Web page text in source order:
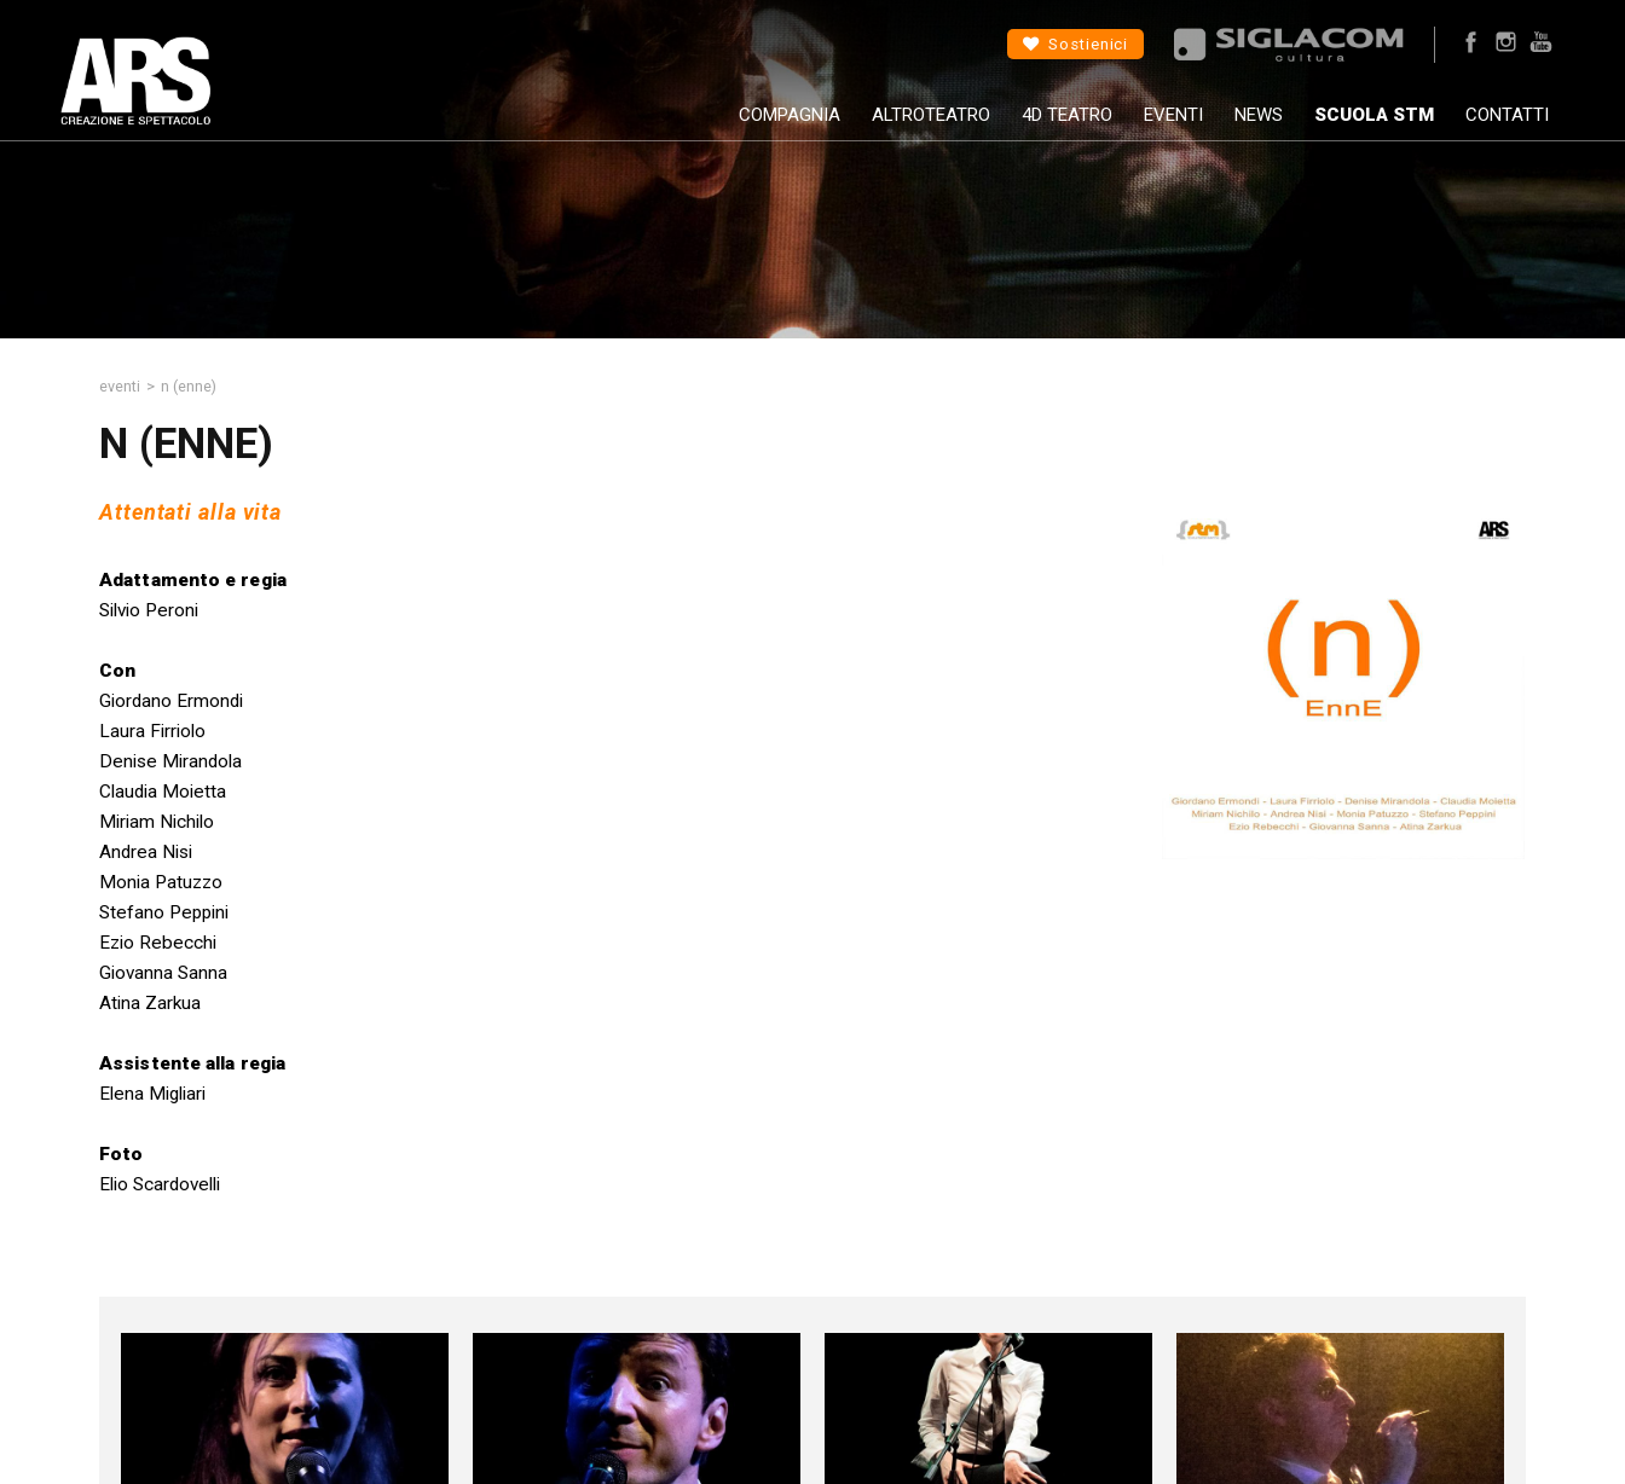
Sostienici
COMPAGNIA ALTROTEATRO 4D TEATRO EVENTI NEWS SCUOLA STM CONTATTI
eventi > n (enne)
N (ENNE)
Attentati alla vita
Adattamento e regia
Silvio Peroni
Con
Giordano Ermondi
Laura Firriolo
Denise Mirandola
Claudia Moietta
Miriam Nichilo
Andrea Nisi
Monia Patuzzo
Stefano Peppini
Ezio Rebecchi
Giovanna Sanna
Atina Zarkua
Assistente alla regia
Elena Migliari
Foto
Elio Scardovelli